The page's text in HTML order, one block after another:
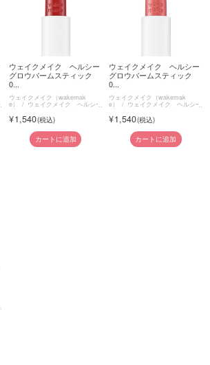
ウェイクメイク ヘルシー
グロウバームスティック
0...
ウェイクメイク（wakemak
e） ウェイクメイク ヘルシー
グロウバームスティック
1,540
カートに追加
ウェイクメイク ヘルシー
グロウバームスティック
0...
ウェイクメイク（wakemak
e） ウェイクメイク ヘルシー
グロウバームスティック
1,540
カートに追加